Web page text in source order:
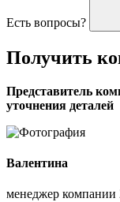
Есть вопросы?
Получить
Представитель
уточнения деталей
Валентина
менеджер